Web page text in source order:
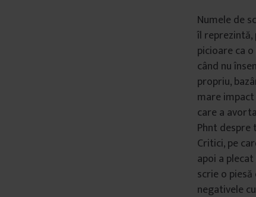
Numele de
îl reprezintă,
picioare ca
când nu
propriu,
mare
care a
Phnt despre
Critici, pe
apoi a
scrie o
negativele